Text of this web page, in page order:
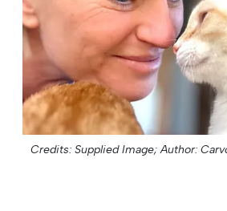
Credits: Supplied Image; Author: